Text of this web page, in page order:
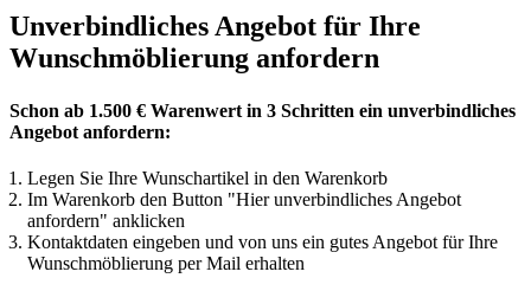
Unverbindliches Angebot für Ihre
Wunschmöblierung anfordern
Schon ab 1.500 € Warenwert in 3 Schritten ein unverbindliches
Angebot anfordern:
Legen Sie Ihre Wunschartikel in den Warenkorb
Im Warenkorb den Button "Hier unverbindliches Angebot
anfordern" anklicken
Kontaktdaten eingeben und von uns ein gutes Angebot für Ihre
Wunschmöblierung per Mail erhalten